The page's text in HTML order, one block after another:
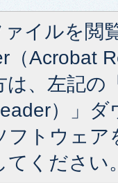
ァイルを閲
（Acrobat
、左記の
）」
フトウェア
てください